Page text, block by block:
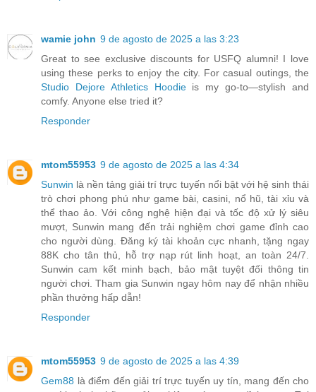
wamie john 9 de agosto de 2025 a las 3:23
Great to see exclusive discounts for USFQ alumni! I love
using these perks to enjoy the city. For casual outings, the
Studio Dejore Athletics Hoodieis my go-to—stylish and
comfy. Anyone else tried it?
Responder
mtom55953 9 de agosto de 2025 a las 4:34
Sunwin là nền tảng giải trí trực tuyến nổi bật với hệ sinh thái
trò chơi phong phú như game bài, casini, nổ hũ, tài xỉu và
thể thao ảo. Với công nghệ hiện đại và tốc độ xử lý siêu
mượt, Sunwin mang đến trải nghiệm chơi game đỉnh cao
cho người dùng. Đăng ký tài khoản cực nhanh, tặng ngay
88K cho tân thủ, hỗ trợ nạp rút linh hoạt, an toàn 24/7.
Sunwin cam kết minh bạch, bảo mật tuyệt đối thông tin
người chơi. Tham gia Sunwin ngay hôm nay để nhận nhiều
phần thưởng hấp dẫn!
Responder
mtom55953 9 de agosto de 2025 a las 4:39
Gem88 là điểm đến giải trí trực tuyến uy tín, mang đến cho